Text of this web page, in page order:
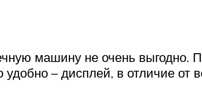
машину не очень выгодно.
– дисплей, в отличие от